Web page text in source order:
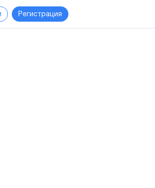
Регистрация